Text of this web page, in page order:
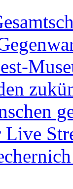
Live